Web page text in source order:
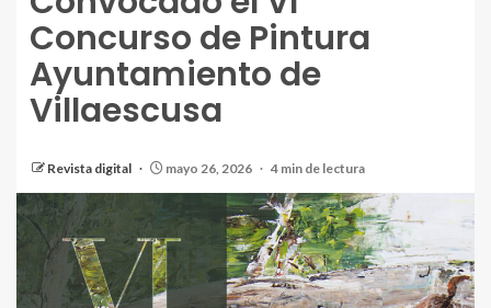
Concurso de Pintura
Ayuntamiento de
Villaescusa
Revista digital mayo 26, 2026 4 min de lectura